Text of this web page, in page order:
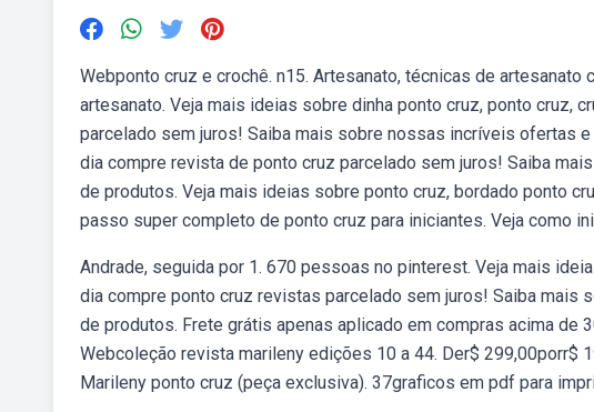
Webponto cruz e crochê. n15. Artesanato, técnicas de
artesanato. Veja mais ideias sobre dinha ponto cruz, ponto cruz,
parcelado sem juros! Saiba mais sobre nossas incríveis ofertas
dia compre revista de ponto cruz parcelado sem juros! Saiba
de produtos. Veja mais ideias sobre ponto cruz, bordado ponto
passo super completo de ponto cruz para iniciantes. Veja como
Andrade, seguida por 1. 670 pessoas no pinterest. Veja mais
dia compre ponto cruz revistas parcelado sem juros! Saiba
de produtos. Frete grátis apenas aplicado em compras acima
Webcoleção revista marileny edições 10 a 44. Der$ 299,00porr$
Marileny ponto cruz (peça exclusiva). 37graficos em pdf para